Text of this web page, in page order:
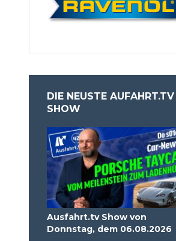
DIE NEUSTE AUFAHRT.TV
SHOW
Ausfahrt.tv Show von
Donnstag, dem 06.08.2026